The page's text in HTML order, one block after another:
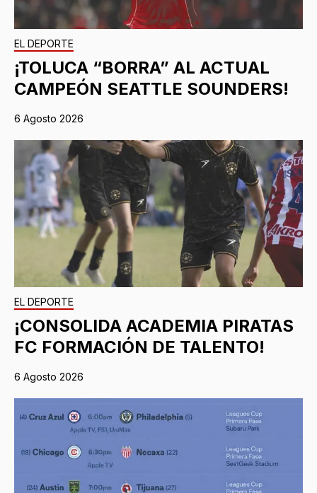
EL DEPORTE
¡TOLUCA “BORRA” AL ACTUAL
CAMPEÓN SEATTLE SOUNDERS!
6 Agosto 2026
EL DEPORTE
¡CONSOLIDA ACADEMIA PIRATAS
FC FORMACIÓN DE TALENTO!
6 Agosto 2026